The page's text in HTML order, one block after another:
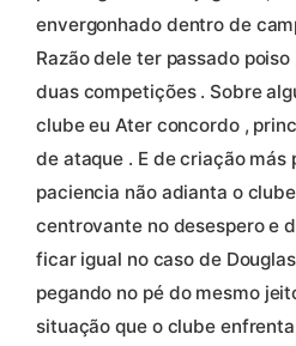
envergonhado dentro de
Razão dele ter passado
duas competições . Sobre
clube eu Ater concordo ,
de ataque . E de criação más
paciencia não adianta o
centrovante no desespero e
ficar igual no caso de
pegando no pé do mesmo
situação que o clube